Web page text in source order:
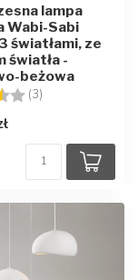
lampa
Wabi-Sabi
światłami, ze
światła -
beżowa
(3)